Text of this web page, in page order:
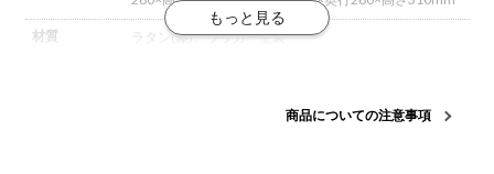
材質 ラタン(籐)、ラッカー塗装
幅520×奥行320×高さ730mm商品についての注意事項